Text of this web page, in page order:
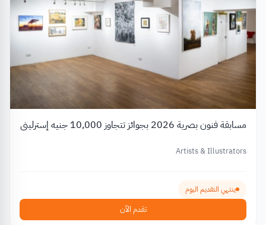
مسابقة فنون بصرية 2026 بجوائز تتجاوز 10,000 جنيه إسترليني
Artists & Illustrators
ينتهي التقديم اليوم
تقدم الآن